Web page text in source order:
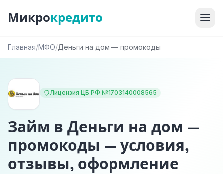
Микрокредито
Главная/МФО/Деньги на дом — промокоды
Лицензия ЦБ РФ №1703140008565
Займ в Деньги на дом —
промокоды — условия,
отзывы, оформление